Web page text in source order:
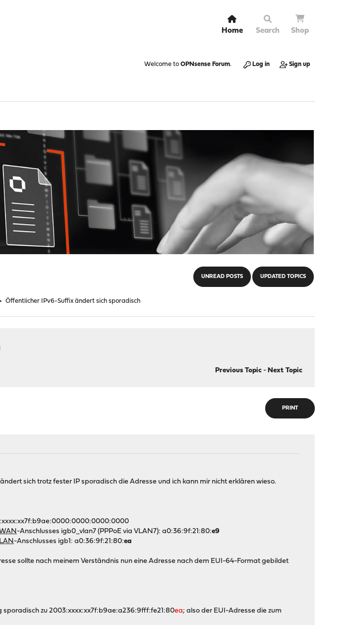
Home Search Shop
Welcome to OPNsense Forum. Log in Sign up
UNREAD POSTS UPDATED TOPICS
Öffentlicher IPv6-Suffix ändert sich sporadisch
Previous Topic- Next Topic
PRINT
sich trotz fester IP sporadisch die Adresse und ich kann mir nicht erklären wieso.
-Anschlusses igb0_vlan7 (PPPoE via VLAN7): a0:36:9f:21:80:e9
LAN-Anschlusses igb1: a0:36:9f:21:80:ea
sollte nach meinem Verständnis nun eine Adresse nach dem EUI-64-Format gebildet
zu 2003:xxxx:xx7f:b9ae:a236:9fff:fe21:80ea; also der EUI-Adresse die zum